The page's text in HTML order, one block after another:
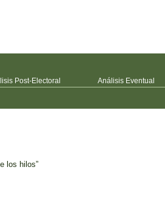
Post-Electoral Análisis Eventual
los hilos”